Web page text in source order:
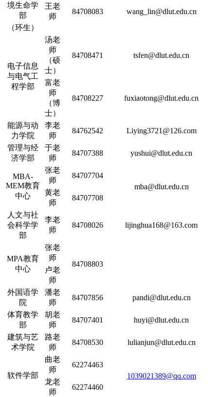
境生命学
部
王老
师
84708083
wang_lin@dlut.edu.cn
（环生）
电子信息
与电气工
程学部
汤老
师
（硕
士）
84708471 tsfen@dlut.edu.cn
富老
师
（博
士）
84708227 fuxiaotong@dlut.edu.cn
能源与动
力学院
李老
师
84762542 Liying3721@126.com
管理与经
济学部
于老
师
84707388 yushui@dlut.edu.cn
MBA-
MEM教育
中心
张老
师
84707704
mba@dlut.edu.cn
黄老
师
84707708
人文与社
会科学学
部
李老
师
84708026 lijinghua168@163.com
MPA教育
中心
张老
师
84708803
卢老
师
外国语学
院
潘老
师
84707856 pandi@dlut.edu.cn
体育教学
部
胡老
师
84707401 huyi@dlut.edu.cn
建筑与艺
术学院
路老
师
84708530 lulianjun@dlut.edu.cn
软件学部
曲老
师
62274463
1039021389@qq.com
龙老
师
62274460